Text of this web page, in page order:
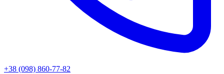
+38 (098) 860-77-82